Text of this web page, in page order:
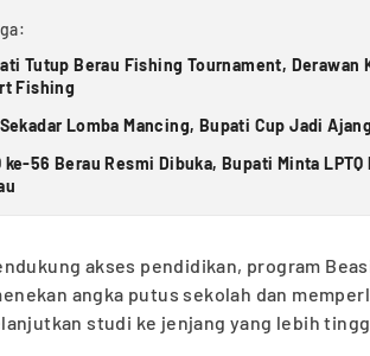
Tutup Berau Fishing Tournament, Derawan
Fishing
Lomba Mancing, Bupati Cup Jadi
ke-56 Berau Resmi Dibuka, Bupati Minta
akses pendidikan, program
angka putus sekolah dan
studi ke jenjang yang lebih